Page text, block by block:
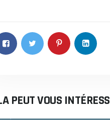
PEUT VOUS